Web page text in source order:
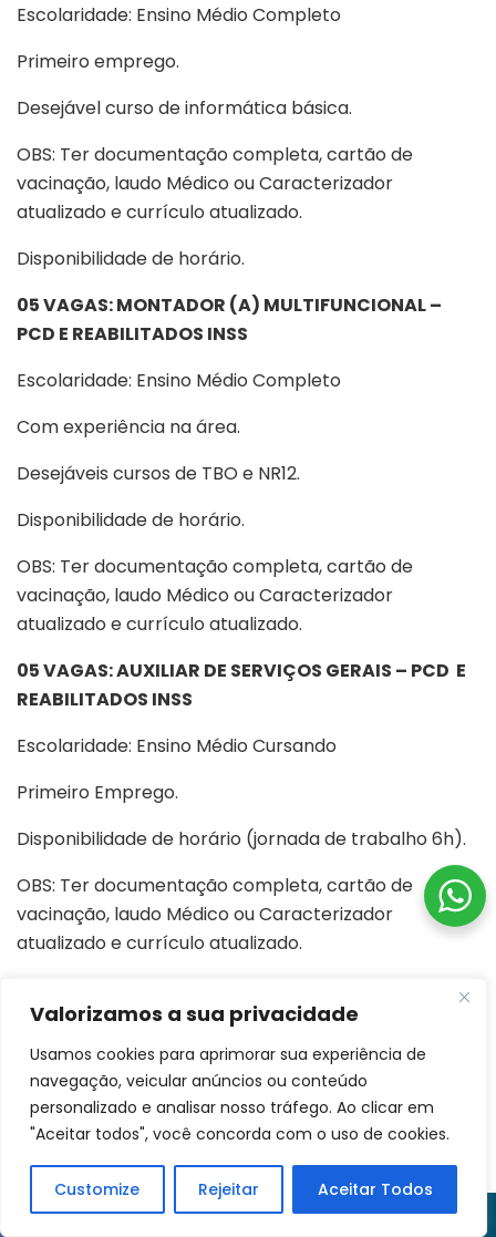
Valorizamos a sua privacidade
Usamos cookies para aprimorar sua experiência de
navegação, veicular anúncios ou conteúdo
personalizado e analisar nosso tráfego. Ao clicar em
"Aceitar todos", você concorda com o uso de cookies.
Customize Rejeitar Aceitar Todos
Escolaridade: Ensino Médio Completo
Primeiro emprego.
Desejável curso de informática básica.
OBS: Ter documentação completa, cartão de
vacinação, laudo Médico ou Caracterizador
atualizado e currículo atualizado.
Disponibilidade de horário.
05 VAGAS: MONTADOR (A) MULTIFUNCIONAL –
PCD E REABILITADOS INSS
Escolaridade: Ensino Médio Completo
Com experiência na área.
Desejáveis cursos de TBO e NR12.
Disponibilidade de horário.
OBS: Ter documentação completa, cartão de
vacinação, laudo Médico ou Caracterizador
atualizado e currículo atualizado.
05 VAGAS: AUXILIAR DE SERVIÇOS GERAIS – PCD E
REABILITADOS INSS
Escolaridade: Ensino Médio Cursando
Primeiro Emprego.
Disponibilidade de horário (jornada de trabalho 6h).
OBS: Ter documentação completa, cartão de
vacinação, laudo Médico ou Caracterizador
atualizado e currículo atualizado.
REABILITADOS INSS
Escolaridade: Ensino Médio Cursando
Executar operações de caixa, transações